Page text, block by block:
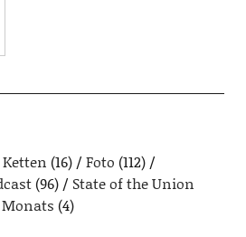
(16) Foto (112)
(96)
State of the Union
Monats (4)